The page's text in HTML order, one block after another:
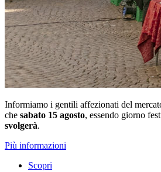
Informiamo i gentili affezionati del
che sabato 15 agosto, essendo giorno
svolgerà.
Più informazioni
Scopri